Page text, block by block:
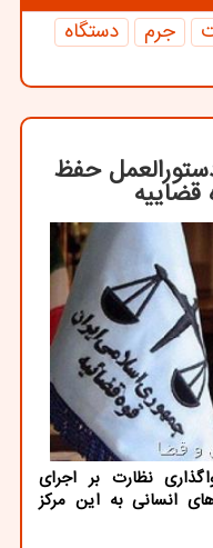
جرم
دستگاه
حفظ
قضاییه
نظارت بر اجرای
انسانی به این مرکز